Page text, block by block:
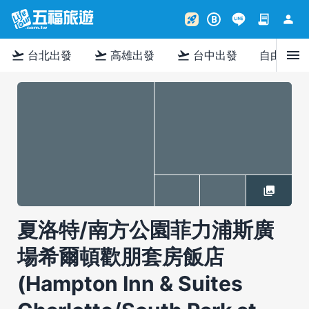
rocket_launch B contract person
flight_takeoff 台北出發 flight_takeoff 高雄出發 flight_takeoff 台中出發 自由行menu
夏洛特/南方公園菲力浦斯廣
場希爾頓歡朋套房飯店
(Hampton Inn & Suites